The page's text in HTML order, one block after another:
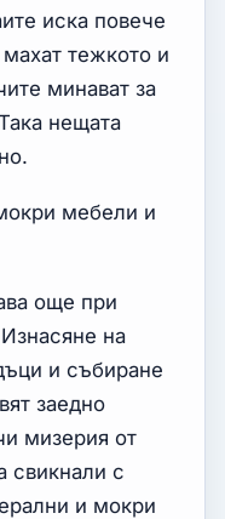
иска повече
тежкото и
минават за
нещата
мебели и
още при
на
и събиране
заедно
мизерия от
свикнали с
и мокри